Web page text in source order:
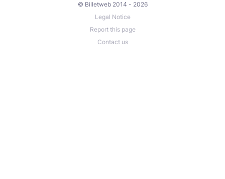
© Billetweb 2014 - 2026
Legal Notice
Report this page
Contact us